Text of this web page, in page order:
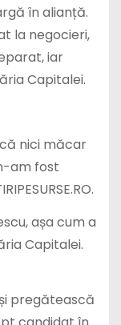
în alianță.
la negocieri,
iar
Capitalei.
că nici măcar
am fost
așa cum a
Capitalei.
pregătească